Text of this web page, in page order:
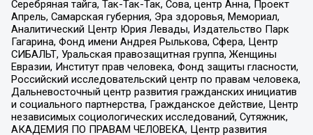
Серебряная тайга, Так-Так-Так, Сова, центр Анна, Проект
Апрель, Самарская губерния, Эра здоровья, Мемориал,
Аналитический Центр Юрия Левады, Издательство Парк
Гагарина, Фонд имени Андрея Рылькова, Сфера, Центр
СИБАЛЬТ, Уральская правозащитная группа, Женщины
Евразии, Институт прав человека, Фонд защиты гласности,
Российский исследовательский центр по правам человека,
Дальневосточный центр развития гражданских инициатив
и социального партнерства, Гражданское действие, Центр
независимых социологических исследований, Сутяжник,
АКАДЕМИЯ ПО ПРАВАМ ЧЕЛОВЕКА, Центр развития